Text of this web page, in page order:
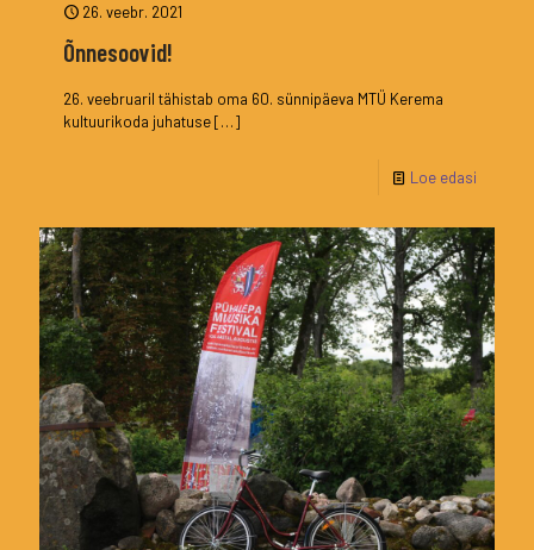
26. veebr. 2021
Õnnesoovid!
26. veebruaril tähistab oma 60. sünnipäeva MTÜ Kerema
kultuurikoda juhatuse[…]
Loe edasi